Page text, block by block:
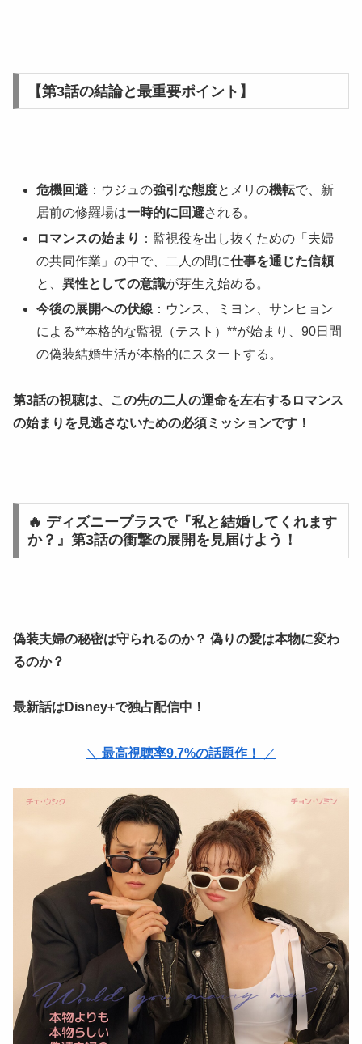
【第3話の結論と最重要ポイント】
危機回避 ：ウジュの強引な態度とメリの機転で、新
居前の修羅場は一時的に回避される。
ロマンスの始まり ：監視役を出し抜くための「夫婦
の共同作業」の中で、二人の間に仕事を通じた信頼
と、異性としての意識が芽生え始める。
今後の展開への伏線 ：ウンス、ミヨン、サンヒョン
による**本格的な監視（テスト）**が始まり、90日間
の偽装結婚生活が本格的にスタートする。
第3話の視聴は、この先の二人の運命を左右するロマンス
の始まりを見逃さないための必須ミッションです！
🔥 ディズニープラスで『私と結婚してくれます
か？』第3話の衝撃の展開を見届けよう！
偽装夫婦の秘密は守られるのか？ 偽りの愛は本物に変わ
るのか？
最新話はDisney+で独占配信中！
＼ 最高視聴率9.7%の話題作！ ／